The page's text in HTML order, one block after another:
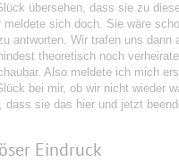
übersehen, dass sie zu
meldete sich doch. Sie wäre
antworten. Wir trafen uns
theoretisch noch
Also meldete ich mich
bei mir, ob wir nicht wieder
dass sie das hier und jetzt
Eindruck